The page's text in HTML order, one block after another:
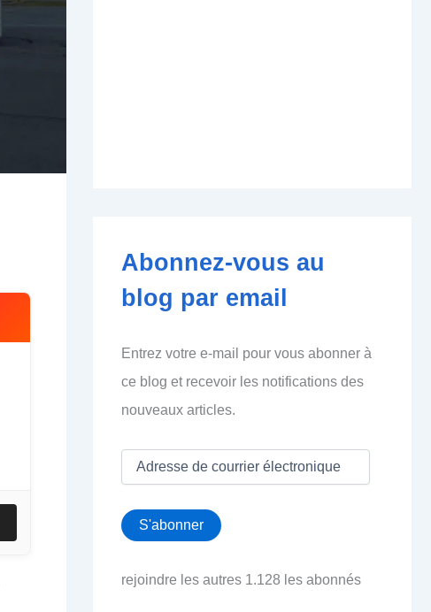
Abonnez-vous au
blog par email
Entrez votre e-mail pour vous abonner à
ce blog et recevoir les notifications des
nouveaux articles.
e
s
d
S'abonner
rejoindre les autres 1.128 les abonnés